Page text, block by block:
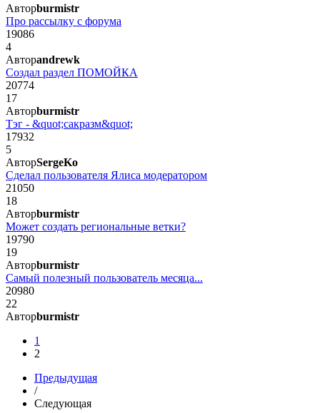
Авторburmistr
Про рассылку с форума
19086
4
Авторandrewk
Создал раздел ПОМОЙКА
20774
17
Авторburmistr
Тэг - &quot;сакразм&quot;
17932
5
АвторSergeKo
Сделал пользователя Ялиса модератором
21050
18
Авторburmistr
Может создать региональные ветки?
19790
19
Авторburmistr
Самый полезный пользователь месяца...
20980
22
Авторburmistr
1
2
Предыдущая
/
Следующая